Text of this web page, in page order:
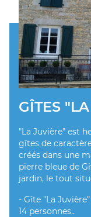
GÎTES
"La Juvière" est
gîtes de
créés dans une
pierre bleue de
jardin, le tout
- Gîte "La
14 personnes..